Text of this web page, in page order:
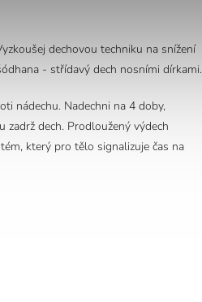
dechovou techniku na snížení
- střídavý dech nosními dírkami.
nádechu. Nadechni na 4 doby,
dech. Prodloužený výdech
který pro tělo signalizuje čas na